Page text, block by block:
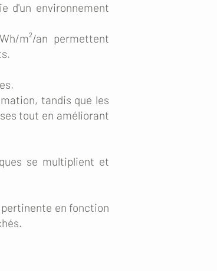
d'un environnement
m²/an permettent
tandis que les
tout en améliorant
se multiplient et
en fonction